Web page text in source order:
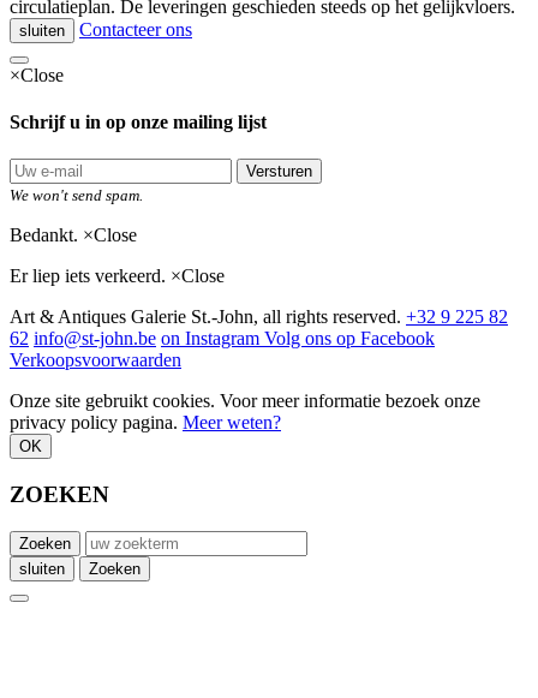
circulatieplan. De leveringen geschieden steeds op het gelijkvloers.
sluiten Contacteer ons
×Close
Schrijf u in op onze mailing lijst
Versturen
We won't send spam.
Bedankt. ×Close
Er liep iets verkeerd. ×Close
Art & Antiques Galerie St.-John, all rights reserved. +32 9 225 82
62 info@st-john.be on Instagram Volg ons op Facebook
Verkoopsvoorwaarden
Onze site gebruikt cookies. Voor meer informatie bezoek onze
privacy policy pagina. Meer weten?
OK
ZOEKEN
Zoeken
sluiten
Zoeken